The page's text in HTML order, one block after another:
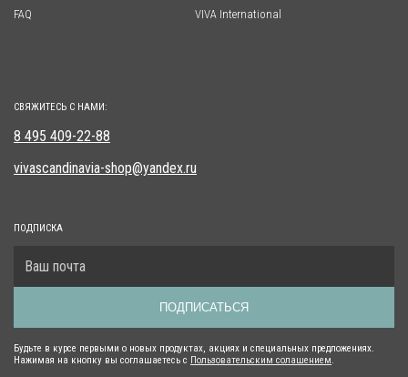
FAQ
VIVA International
СВЯЖИТЕСЬ С НАМИ:
8 495 409-22-88
vivascandinavia-shop@yandex.ru
ПОДПИСКА
ПОДПИСАТЬСЯ
Будьте в курсе первыми о новых продуктах, акциях и специальных предложениях.
Нажимая на кнопку вы соглашаетесь с Пользовательским солашением.